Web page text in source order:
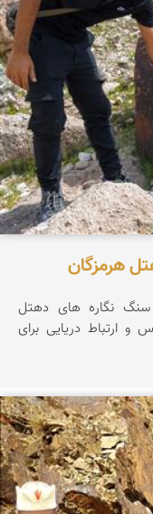
هرمزگان
نگاره های دهتل
ارتباط دریایی برای